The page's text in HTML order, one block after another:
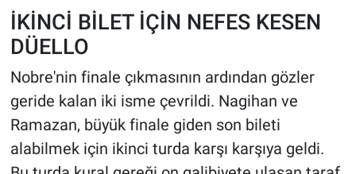
İKİNCİ BİLET İÇİN NEFES KESEN
DÜELLO
Nobre'nin finale çıkmasının ardından gözler
geride kalan iki isme çevrildi. Nagihan ve
Ramazan, büyük finale giden son bileti
alabilmek için ikinci turda karşı karşıya geldi.